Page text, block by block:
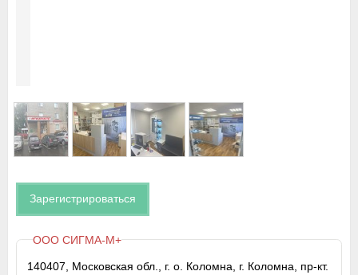
Зарегистрироваться
ООО СИГМА-М+
140407, Московская обл., г. о. Коломна, г. Коломна, пр-кт.